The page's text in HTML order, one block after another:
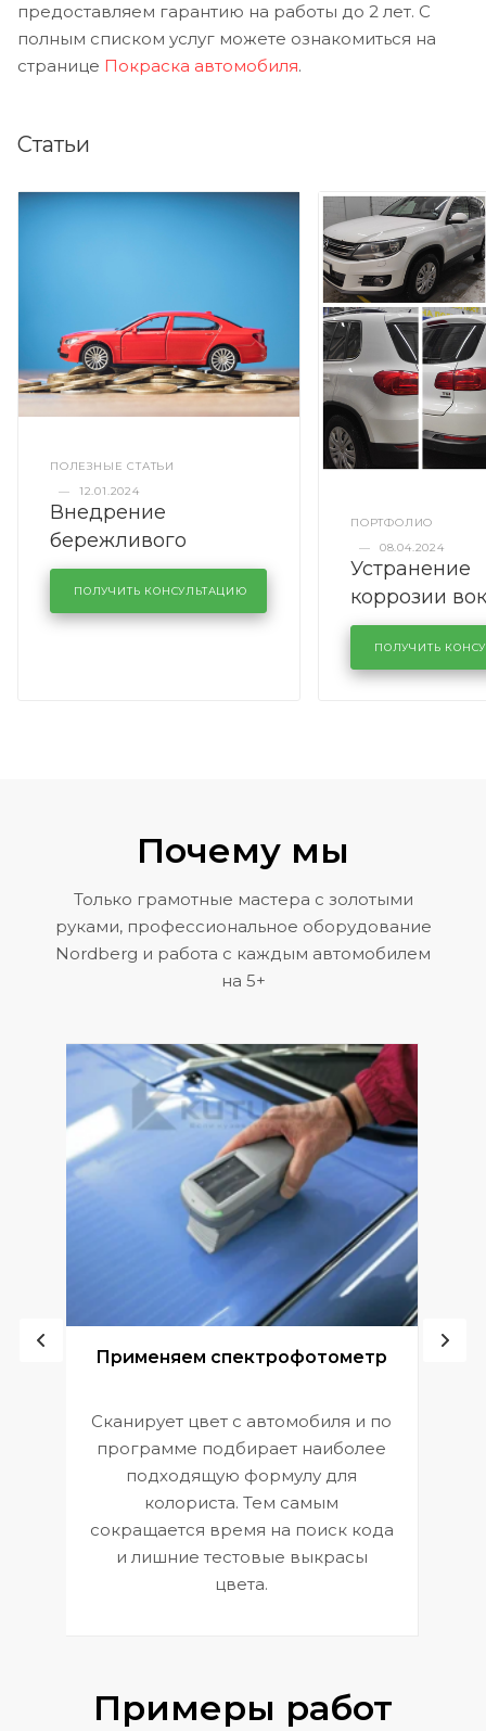
предоставляем гарантию на работы до 2 лет. С
полным списком услуг можете ознакомиться на
странице Покраска автомобиля.
Статьи
ПОЛЕЗНЫЕ СТАТЬИ
—
12.01.2024
Внедрение
бережливого
производства в
кузовном сервисе
KUTUZOVV
ПОЛУЧИТЬ КОНСУЛЬТАЦИЮ
ПОРТФОЛИО
—
08.04.2024
Устранение
коррозии
лобового
районе
Volkswagen
ПОЛУЧИТЬ
Почему мы
Только грамотные мастера с золотыми
руками, профессиональное оборудование
Nordberg и работа с каждым автомобилем
на 5+
Применяем спектрофотометр
Сканирует цвет с автомобиля и по
программе подбирает наиболее
подходящую формулу для
колориста. Тем самым
сокращается время на поиск кода
и лишние тестовые выкрасы
цвета.
Примеры работ